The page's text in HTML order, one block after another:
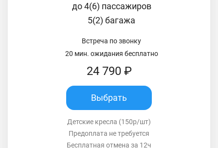
до 4(6) пассажиров
5(2) багажа
Встреча по звонку
20 мин. ожидания бесплатно
24 790 ₽
Выбрать
Детские кресла (150р/шт)
Предоплата не требуется
Бесплатная отмена за 12ч